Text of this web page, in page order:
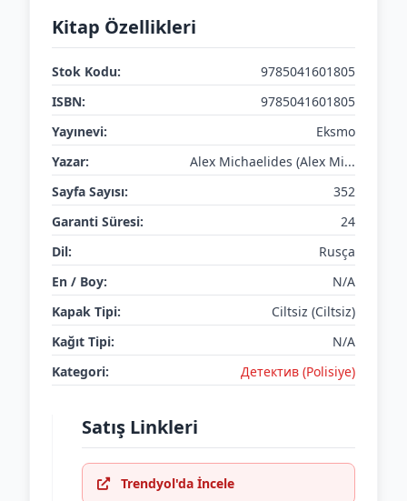
Kitap Özellikleri
Stok Kodu:
9785041601805
ISBN:
9785041601805
Yayınevi:
Eksmo
Yazar:
Alex Michaelides (Alex Mi...
Sayfa Sayısı:
352
Garanti Süresi:
24
Dil:
Rusça
En / Boy:
N/A
Kapak Tipi:
Ciltsiz (Ciltsiz)
Kağıt Tipi:
N/A
Kategori:
Детектив (Polisiye)
Satış Linkleri
Trendyol'da İncele